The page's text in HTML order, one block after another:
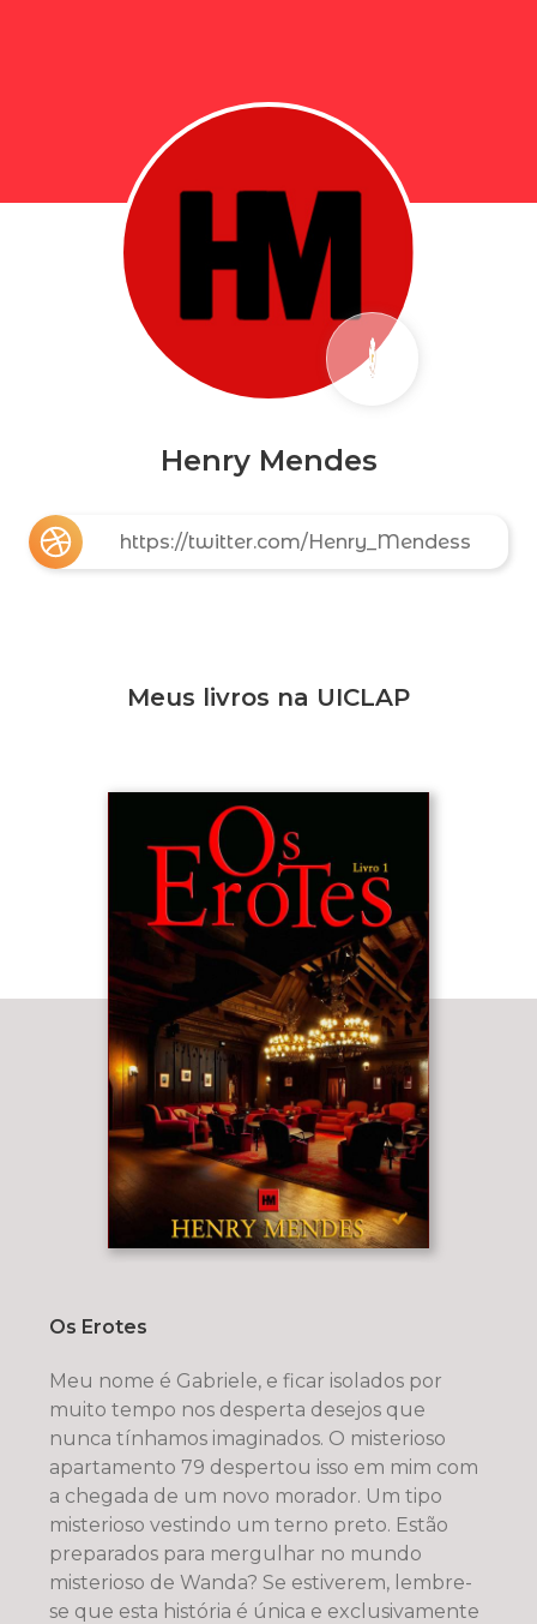
Henry Mendes
https://twitter.com/Henry_Mendess
Meus livros na UICLAP
Os Erotes
Meu nome é Gabriele, e ficar isolados por
muito tempo nos desperta desejos que
nunca tínhamos imaginados. O misterioso
apartamento 79 despertou isso em mim com
a chegada de um novo morador. Um tipo
misterioso vestindo um terno preto. Estão
preparados para mergulhar no mundo
misterioso de Wanda? Se estiverem, lembre-
se que esta história é única e exclusivamente